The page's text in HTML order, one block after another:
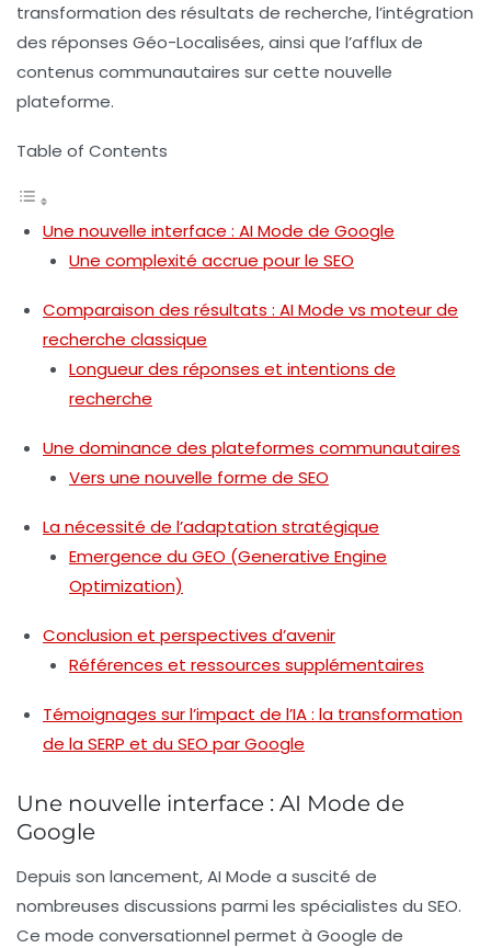
transformation des résultats de recherche, l’intégration
des réponses Géo-Localisées, ainsi que l’afflux de
contenus communautaires sur cette nouvelle
plateforme.
Table of Contents
Une nouvelle interface : AI Mode de Google
Une complexité accrue pour le SEO
Comparaison des résultats : AI Mode vs moteur de
recherche classique
Longueur des réponses et intentions de
recherche
Une dominance des plateformes communautaires
Vers une nouvelle forme de SEO
La nécessité de l’adaptation stratégique
Emergence du GEO (Generative Engine
Optimization)
Conclusion et perspectives d’avenir
Références et ressources supplémentaires
Témoignages sur l’impact de l’IA : la transformation
de la SERP et du SEO par Google
Une nouvelle interface : AI Mode de
Google
Depuis son lancement,AI Mode a suscité de
nombreuses discussions parmi les spécialistes du SEO.
Ce mode conversationnel permet à Google de